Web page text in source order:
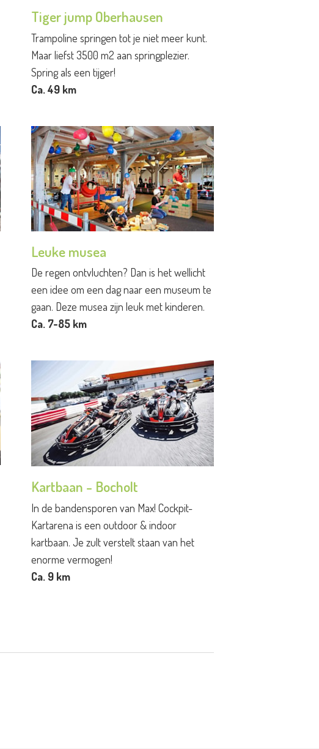
Tiger jump Oberhausen
Trampoline springen tot je niet meer kunt.
Maar liefst 3500 m2 aan springplezier.
Spring als een tijger!
Ca. 49 km
Leuke musea
De regen ontvluchten? Dan is het wellicht
een idee om een dag naar een museum te
gaan. Deze musea zijn leuk met kinderen.
Ca. 7-85 km
Kartbaan - Bocholt
In de bandensporen van Max! Cockpit-
Kartarena is een outdoor & indoor
kartbaan. Je zult verstelt staan van het
enorme vermogen!
Ca. 9 km